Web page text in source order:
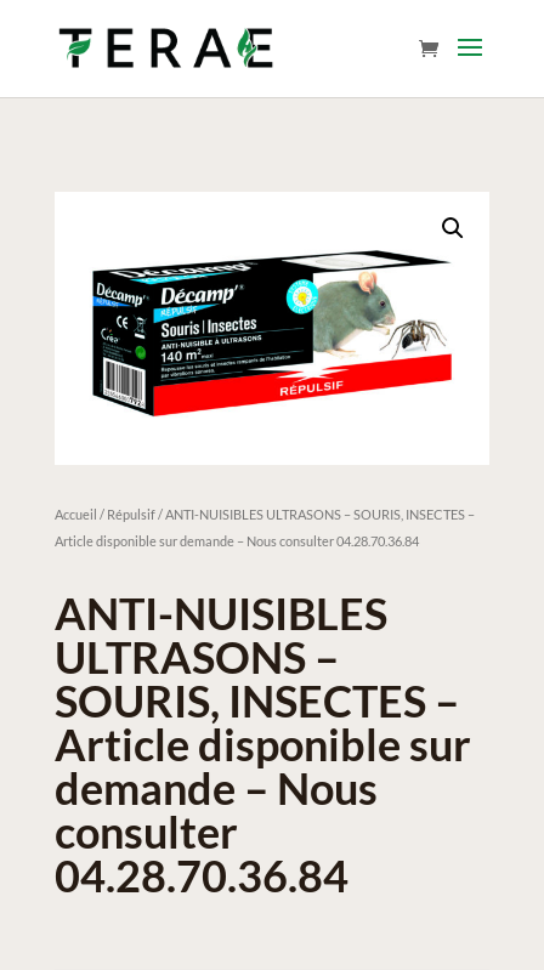
Accueil / Répulsif/ ANTI-NUISIBLES ULTRASONS – SOURIS, INSECTES –
Article disponible sur demande – Nous consulter 04.28.70.36.84
ANTI-NUISIBLES
ULTRASONS –
SOURIS, INSECTES –
Article disponible sur
demande – Nous
consulter
04.28.70.36.84